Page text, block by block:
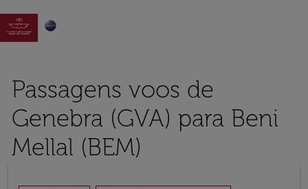

Passagens voos de
Genebra (GVA) para Beni
Mellal (BEM)